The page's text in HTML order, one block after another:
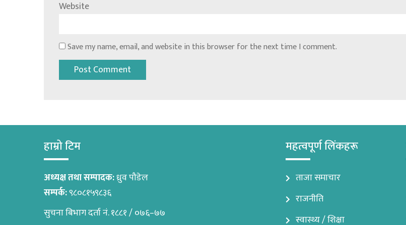
Website
Save my name, email, and website in this browser for the next time I comment.
हाम्रो टिम
अध्यक्ष तथा सम्पादक:ध्रुव पौडेल
सम्पर्क:९८०८१५९८३६
सुचना बिभाग दर्ता नं. १८८१ / ०७६–७७
महत्वपूर्ण लिंकहरू
ताजा समाचार
राजनीति
स्वास्थ्य / शिक्षा